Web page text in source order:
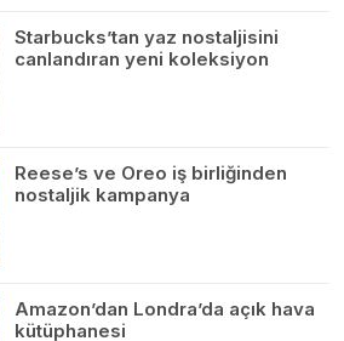
Starbucks’tan yaz nostaljisini
canlandıran yeni koleksiyon
Reese’s ve Oreo iş birliğinden
nostaljik kampanya
Amazon’dan Londra’da açık hava
kütüphanesi